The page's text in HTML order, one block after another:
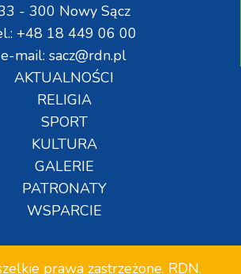
- 300 Nowy Sącz
+48 18 449 06 00
e-mail: sacz@rdn.pl
AKTUALNOŚCI
RELIGIA
SPORT
KULTURA
GALERIE
PATRONATY
WSPARCIE
prawa zastrzeżone. RDN.